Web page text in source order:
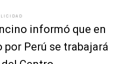
informó que en
Perú se trabajará